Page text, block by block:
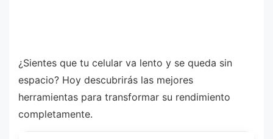
¿Sientes que tu celular va lento y se queda sin
espacio? Hoy descubrirás las mejores
herramientas para transformar su rendimiento
completamente.